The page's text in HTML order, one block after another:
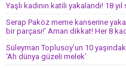
Yaşlı kadının katili yakalandı! 18
Serap Paköz meme kanserine
bir parçası!’ Aman dikkat! Her 8
Süleyman Toplusoy’un 10
‘Ah dünya güzeli melek’